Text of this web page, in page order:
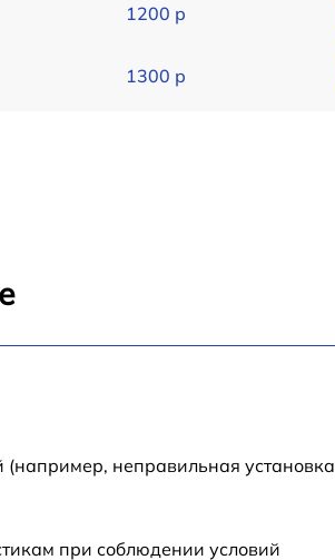
1200 р
1300 р
(например, неправильная установка
при соблюдении условий